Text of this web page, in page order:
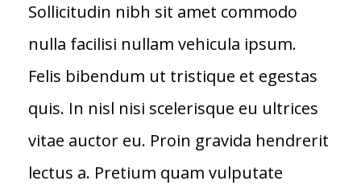
Sollicitudin nibh sit amet commodo
nulla facilisi nullam vehicula ipsum.
Felis bibendum ut tristique et egestas
quis. In nisl nisi scelerisque eu ultrices
vitae auctor eu. Proin gravida hendrerit
lectus a. Pretium quam vulputate